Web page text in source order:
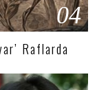
04
Raflarda